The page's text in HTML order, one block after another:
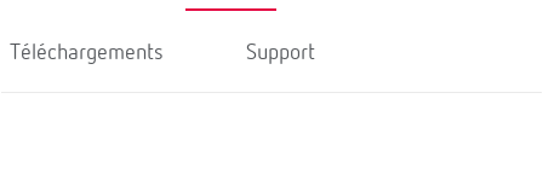
Téléchargements Support